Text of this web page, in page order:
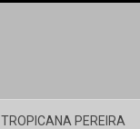
TROPICANA PEREIRA